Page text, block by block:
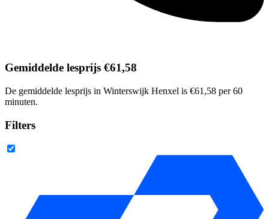
Gemiddelde lesprijs €61,58
De gemiddelde lesprijs in Winterswijk Henxel is €61,58 per 60
minuten.
Filters